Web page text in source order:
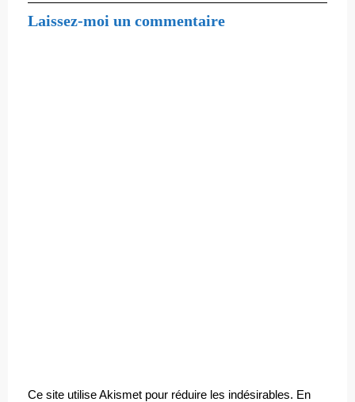
Laissez-moi un commentaire
Ce site utilise Akismet pour réduire les indésirables. En